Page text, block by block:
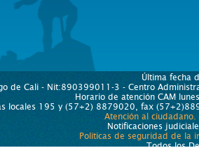
Última fecha
de Cali - Nit:890399011-3 - Centro
Horario de atención CAM
locales 195 y (57+2) 8879020, fax
Atención al ciudadano.
Notificaciones
Políticas de seguridad de la
Todos los